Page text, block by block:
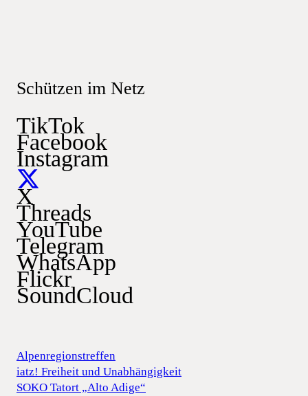
Schützen im Netz
TikTok
Facebook
Instagram
X
Threads
YouTube
Telegram
WhatsApp
Flickr
SoundCloud
Alpenregionstreffen
iatz! Freiheit und Unabhängigkeit
SOKO Tatort „Alto Adige“